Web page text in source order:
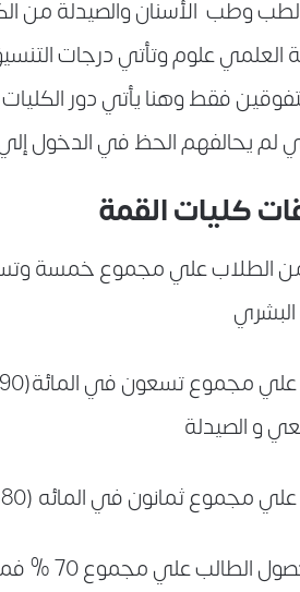
وطب الأسنان والصيدلة من
علوم وتأتي درجات
فقط وهنا يأتي دور
لم يحالفهم الحظ في الدخول
كليات القمة
و الصيدلة
في المائه (80%) يستطيع الالتحاق في كلية الهندسة
في حالة